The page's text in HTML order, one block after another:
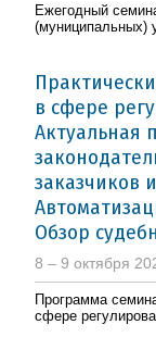
Ежегодный
(муниципальных)
в сфере
Актуальная
заказчиков
Обзор
8 – 9 октября
Программа
сфере